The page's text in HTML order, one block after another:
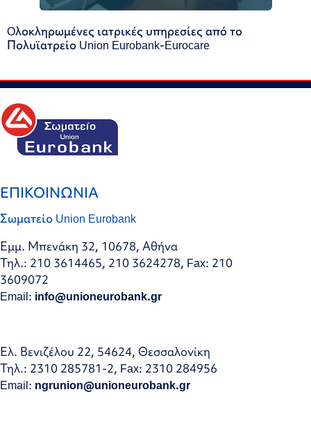
Oλοκληρωμένες ιατρικές υπηρεσίες από το
Πολυϊατρείο Union Eurobank-Eurocare
ΕΠΙΚΟΙΝΩΝΙΑ
Σωματείο Union Eurobank
Εμμ. Μπενάκη 32, 10678, Αθήνα
Τηλ.: 210 3614465, 210 3624278, Fax: 210
3609072
Email: info@unioneurobank.gr
Ελ. Βενιζέλου 22, 54624, Θεσσαλονίκη
Τηλ.: 2310 285781-2, Fax: 2310 284956
Email: ngrunion@unioneurobank.gr